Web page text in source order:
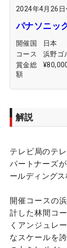
2024年4月26日
パナソニッ
開催国
日本
コース
浜野ゴ
賞金総
額
解説
テレビ局のテ
パートナーズ
ールディングス
開催コースの
計した林間コ
くアンジュレ
なスケールを